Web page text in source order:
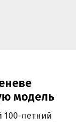
модель
100-летний